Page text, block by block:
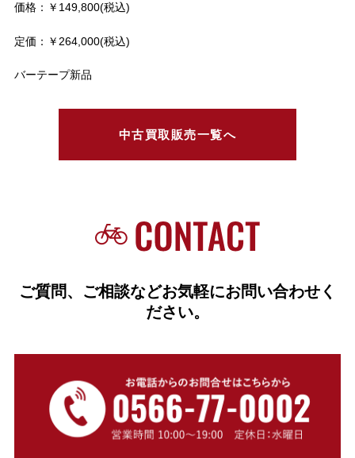
価格：￥149,800(税込)
定価：￥264,000(税込)
バーテープ新品
中古買取販売一覧へ
ご質問、ご相談などお気軽にお問い合わせく
ださい。